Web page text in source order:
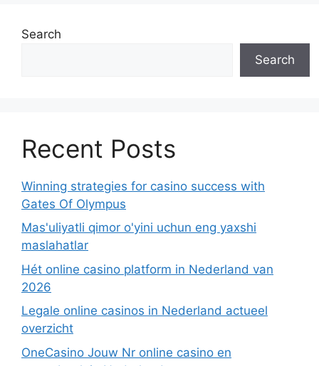
Search
Search
Recent Posts
Winning strategies for casino success with
Gates Of Olympus
Mas'uliyatli qimor o'yini uchun eng yaxshi
maslahatlar
Hét online casino platform in Nederland van
2026
Legale online casinos in Nederland actueel
overzicht
OneCasino Jouw Nr online casino en